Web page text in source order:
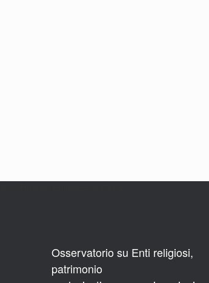
Osservatorio su Enti religiosi,
patrimonio